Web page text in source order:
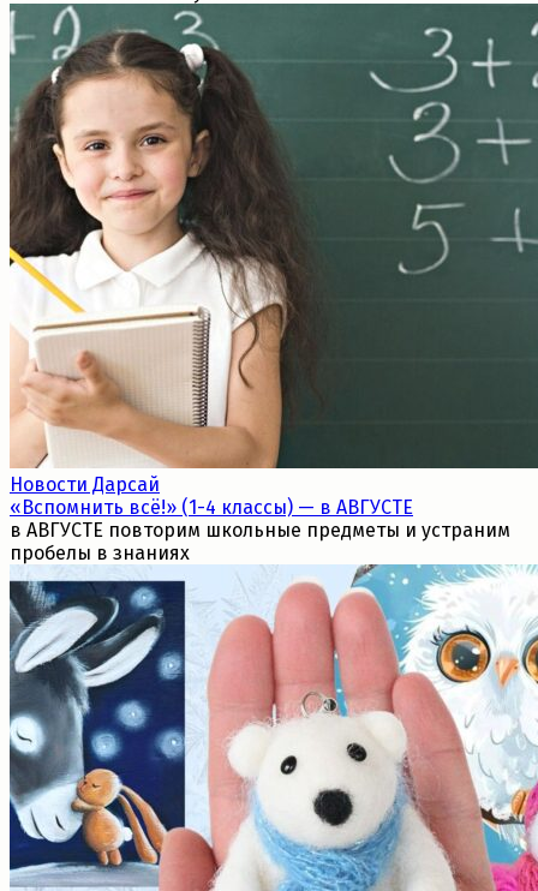
Новости Дарсай
«Вспомнить всё!» (1-4 классы) — в АВГУСТЕ
в АВГУСТЕ повторим школьные предметы и устраним
пробелы в знаниях